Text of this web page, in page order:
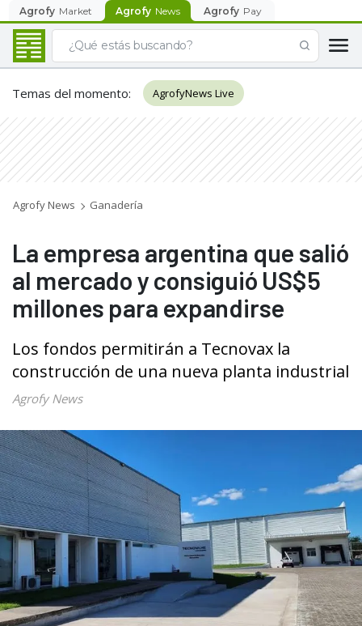
Agrofy Market Agrofy News Agrofy Pay
Temas del momento: AgrofyNews Live
Agrofy News Ganadería
La empresa argentina que salió
al mercado y consiguió US$5
millones para expandirse
Los fondos permitirán a Tecnovax la
construcción de una nueva planta industrial
Agrofy News